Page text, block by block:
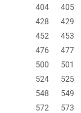
404
405
428
429
452
453
476
477
500
501
524
525
548
549
572
573